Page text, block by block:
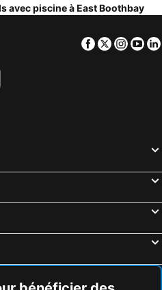
avec piscine à East Boothbay
Facebook
Twitter